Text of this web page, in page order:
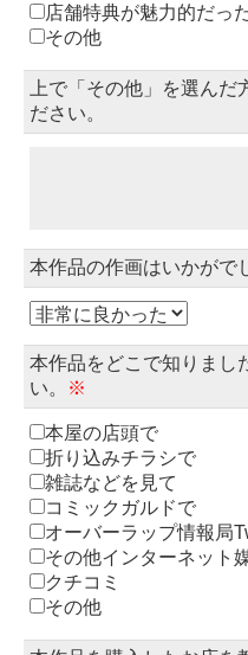
店舗特典が魅力的だっ
その他
上で「その他」を選んだ
ださい。
本作品の作画はいかがで
本作品をどこで知りまし
い。
※
本屋の店頭で
折り込みチラシで
雑誌などを見て
コミックガルドで
オーバーラップ情報局
その他インターネット
クチコミ
その他